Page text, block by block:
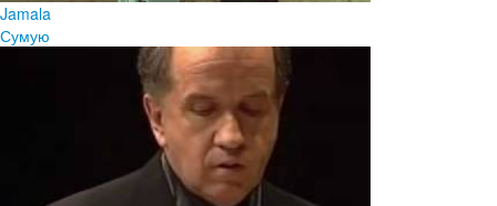
Jamala
Сумую